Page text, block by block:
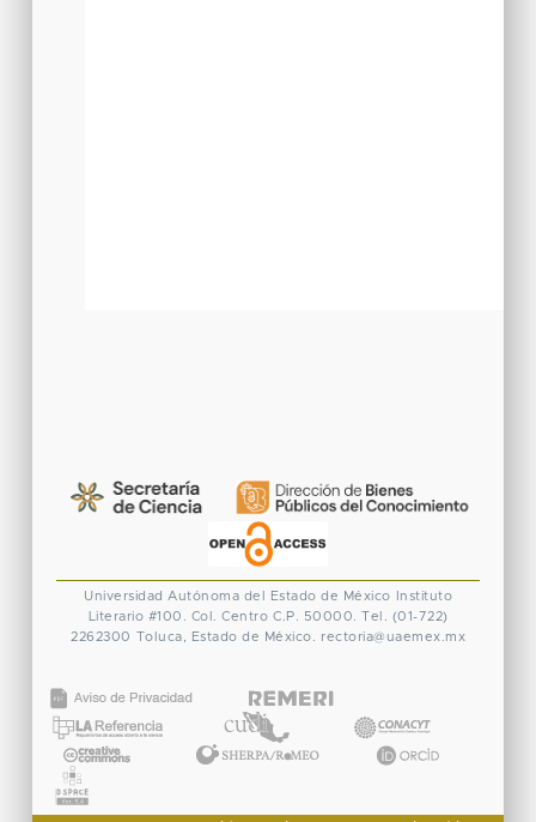
Universidad Autónoma del Estado de México
Instituto
Literario #100. Col. Centro C.P. 50000. Tel. (01-722)
2262300 Toluca, Estado de México. rectoria@uaemex.mx